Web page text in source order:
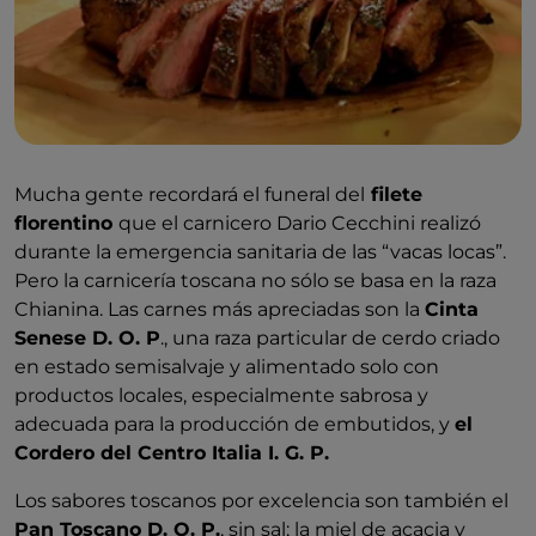
Mucha gente recordará el funeral del filete
florentino que el carnicero Dario Cecchini realizó
durante la emergencia sanitaria de las “vacas locas”.
Pero la carnicería toscana no sólo se basa en la raza
Chianina. Las carnes más apreciadas son la Cinta
Senese D. O. P., una raza particular de cerdo criado
en estado semisalvaje y alimentado solo con
productos locales, especialmente sabrosa y
adecuada para la producción de embutidos, y el
Cordero del Centro Italia I. G. P.
Los sabores toscanos por excelencia son también el
Pan Toscano D. O. P., sin sal; la miel de acacia y